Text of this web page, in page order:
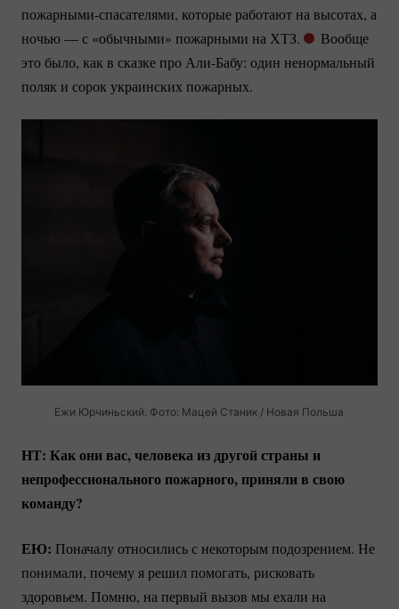
пожарными-спасателями, которые работают на высотах, а
ночью — с «обычными» пожарными на ХТЗ.
Вообще
это было, как в сказке про Али-Бабу: один ненормальный
поляк и сорок украинских пожарных.
Ежи Юрчиньский. Фото: Мацей Станик / Новая Польша
НТ: Как они вас, человека из другой страны и
непрофессионального пожарного, приняли в свою
команду?
ЕЮ: Поначалу относились с некоторым подозрением. Не
понимали, почему я решил помогать, рисковать
здоровьем. Помню, на первый вызов мы ехали на